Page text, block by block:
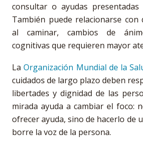
consultar o ayudas
También puede relacionarse con
al caminar, cambios de
cognitivas que requieren mayor
LaOrganización Mundial de la
cuidados de largo plazo deben
libertades y dignidad de las
mirada ayuda a cambiar el foco:
ofrecer ayuda, sino de hacerlo de
borre la voz de la persona.